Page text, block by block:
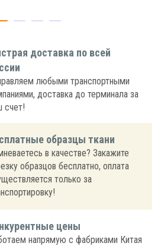
доставка по всей
любыми транспортными
доставка до терминала за
счет!
образцы ткани
в качестве? Закажите
образцов бесплатно, оплата
только за
цены
напрямую с фабриками Китая